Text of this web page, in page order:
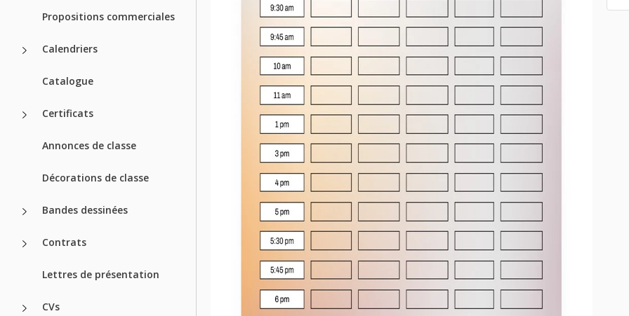
Propositions commerciales
Calendriers
Catalogue
Certificats
Annonces de classe
Décorations de classe
Bandes dessinées
Contrats
Lettres de présentation
CVs